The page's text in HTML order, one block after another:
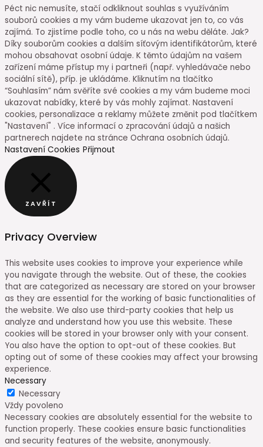
Péct nic nemusíte, stačí odkliknout souhlas s využíváním
souborů cookies a my vám budeme ukazovat jen to, co vás
zajímá. To zjistíme podle toho, co u nás na webu děláte. Jak?
Díky souborům cookies a dalším síťovým identifikátorům, které
mohou obsahovat osobní údaje. K těmto údajům na vašem
zařízení máme přístup my i partneři (např. vyhledávače nebo
sociální sítě), příp. je ukládáme. Kliknutím na tlačítko
“Souhlasím” nám svěříte své cookies a my vám budeme moci
ukazovat nabídky, které by vás mohly zajímat. Nastavení
cookies, personalizace a reklamy můžete změnit pod tlačítkem
"Nastavení" . Více informací o zpracování údajů a našich
partnerech najdete na stránce Ochrana osobních údajů.
Nastavení Cookies Přijmout
ZAVŘÍT
Privacy Overview
This website uses cookies to improve your experience while
you navigate through the website. Out of these, the cookies
that are categorized as necessary are stored on your browser
as they are essential for the working of basic functionalities of
the website. We also use third-party cookies that help us
analyze and understand how you use this website. These
cookies will be stored in your browser only with your consent.
You also have the option to opt-out of these cookies. But
opting out of some of these cookies may affect your browsing
experience.
Necessary
Necessary
Vždy povoleno
Necessary cookies are absolutely essential for the website to
function properly. These cookies ensure basic functionalities
and security features of the website, anonymously.